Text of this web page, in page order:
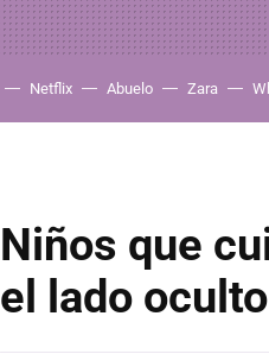
Netflix Abuelo Zara
Niños que
el lado